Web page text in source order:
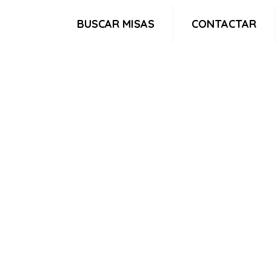
BUSCAR MISAS CONTACTAR